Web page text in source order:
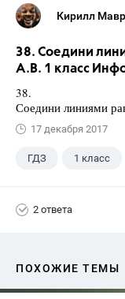
Кирилл
38. Соедини
А.В. 1 класс
38.
Соедини линиями
17 декабря 2017
ГДЗ 1 класс
2 ответа
ПОХОЖИЕ ТЕМЫ